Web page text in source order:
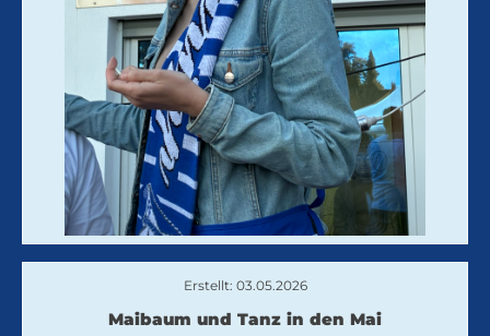
Erstellt: 03.05.2026
Maibaum und Tanz in den Mai